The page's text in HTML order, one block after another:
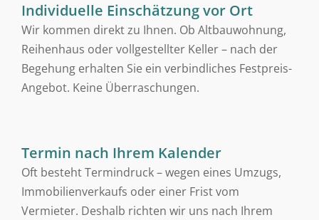
Individuelle Einschätzung vor Ort
Wir kommen direkt zu Ihnen. Ob Altbauwohnung,
Reihenhaus oder vollgestellter Keller – nach der
Begehung erhalten Sie ein verbindliches Festpreis-
Angebot. Keine Überraschungen.
Termin nach Ihrem Kalender
Oft besteht Termindruck – wegen eines Umzugs,
Immobilienverkaufs oder einer Frist vom
Vermieter. Deshalb richten wir uns nach Ihrem